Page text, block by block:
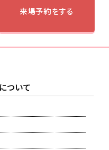
来場予約をする
ついて